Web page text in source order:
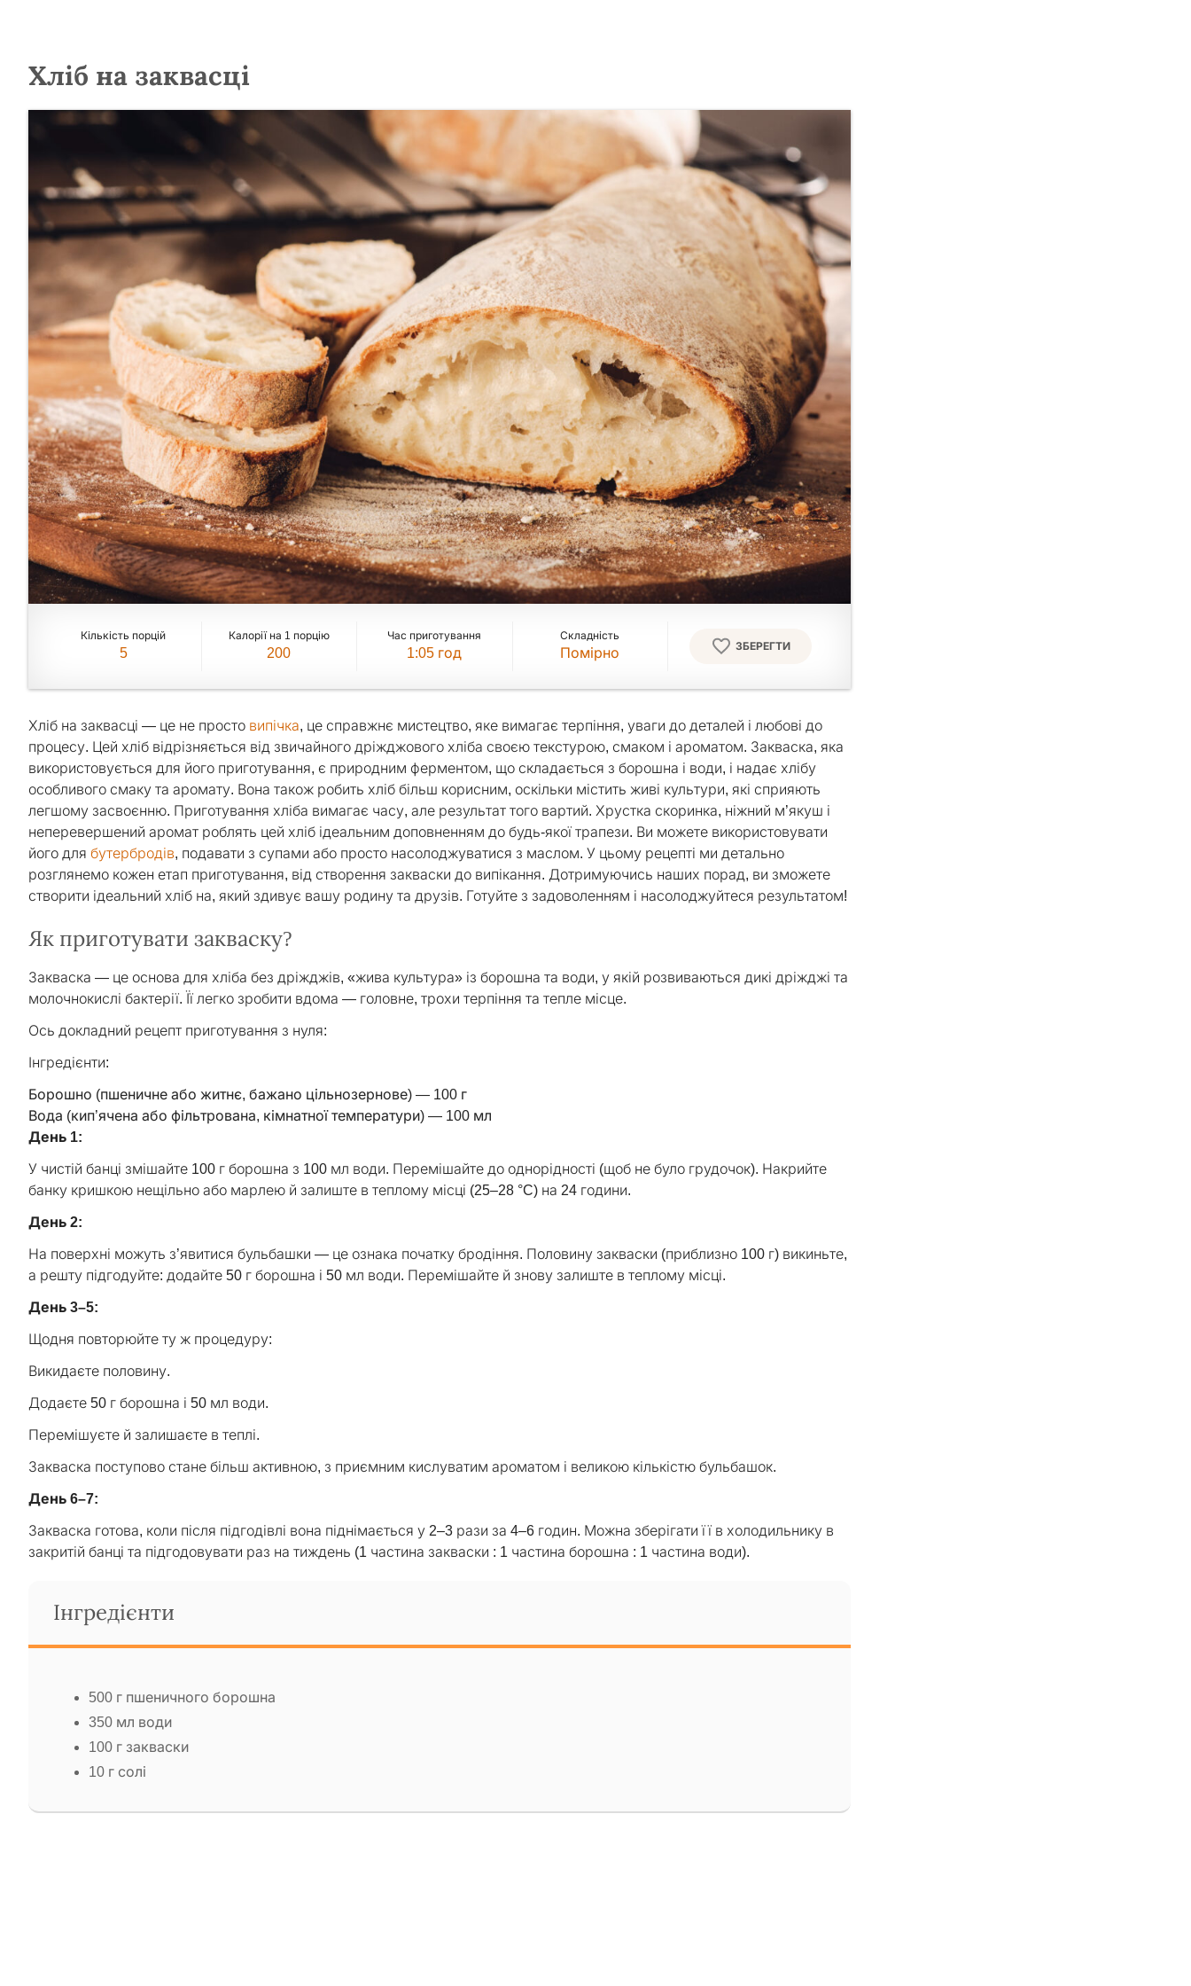
Хліб на заквасці
Кількість порцій
5
Калорії на 1 порцію
200
Час приготування
1:05 год
Складність
Помірно ЗБЕРЕГТИ
Хліб на заквасці — це не просто випічка, це справжнє мистецтво, яке вимагає терпіння, уваги до деталей і любові до
процесу. Цей хліб відрізняється від звичайного дріжджового хліба своєю текстурою, смаком і ароматом. Закваска, яка
використовується для його приготування, є природним ферментом, що складається з борошна і води, і надає хлібу
особливого смаку та аромату. Вона також робить хліб більш корисним, оскільки містить живі культури, які сприяють
легшому засвоєнню. Приготування хліба вимагає часу, але результат того вартий. Хрустка скоринка, ніжний м’якуш і
неперевершений аромат роблять цей хліб ідеальним доповненням до будь-якої трапези. Ви можете використовувати
його для бутербродів, подавати з супами або просто насолоджуватися з маслом. У цьому рецепті ми детально
розглянемо кожен етап приготування, від створення закваски до випікання. Дотримуючись наших порад, ви зможете
створити ідеальний хліб на, який здивує вашу родину та друзів. Готуйте з задоволенням і насолоджуйтеся результатом!
Як приготувати закваску?
Закваска — це основа для хліба без дріжджів, «жива культура» із борошна та води, у якій розвиваються дикі дріжджі та
молочнокислі бактерії. Її легко зробити вдома — головне, трохи терпіння та тепле місце.
Ось докладний рецепт приготування з нуля:
Інгредієнти:
Борошно (пшеничне або житнє, бажано цільнозернове) — 100 г
Вода (кип’ячена або фільтрована, кімнатної температури) — 100 мл
День 1:
У чистій банці змішайте 100 г борошна з 100 мл води. Перемішайте до однорідності (щоб не було грудочок). Накрийте
банку кришкою нещільно або марлею й залиште в теплому місці (25–28 °C) на 24 години.
День 2:
На поверхні можуть з’явитися бульбашки — це ознака початку бродіння. Половину закваски (приблизно 100 г) викиньте,
а решту підгодуйте: додайте 50 г борошна і 50 мл води. Перемішайте й знову залиште в теплому місці.
День 3–5:
Щодня повторюйте ту ж процедуру:
Викидаєте половину.
Додаєте 50 г борошна і 50 мл води.
Перемішуєте й залишаєте в теплі.
Закваска поступово стане більш активною, з приємним кислуватим ароматом і великою кількістю бульбашок.
День 6–7:
Закваска готова, коли після підгодівлі вона піднімається у 2–3 рази за 4–6 годин. Можна зберігати її в холодильнику в
закритій банці та підгодовувати раз на тиждень (1 частина закваски : 1 частина борошна : 1 частина води).
Інгредієнти
500 г пшеничного борошна
350 мл води
100 г закваски
10 г солі